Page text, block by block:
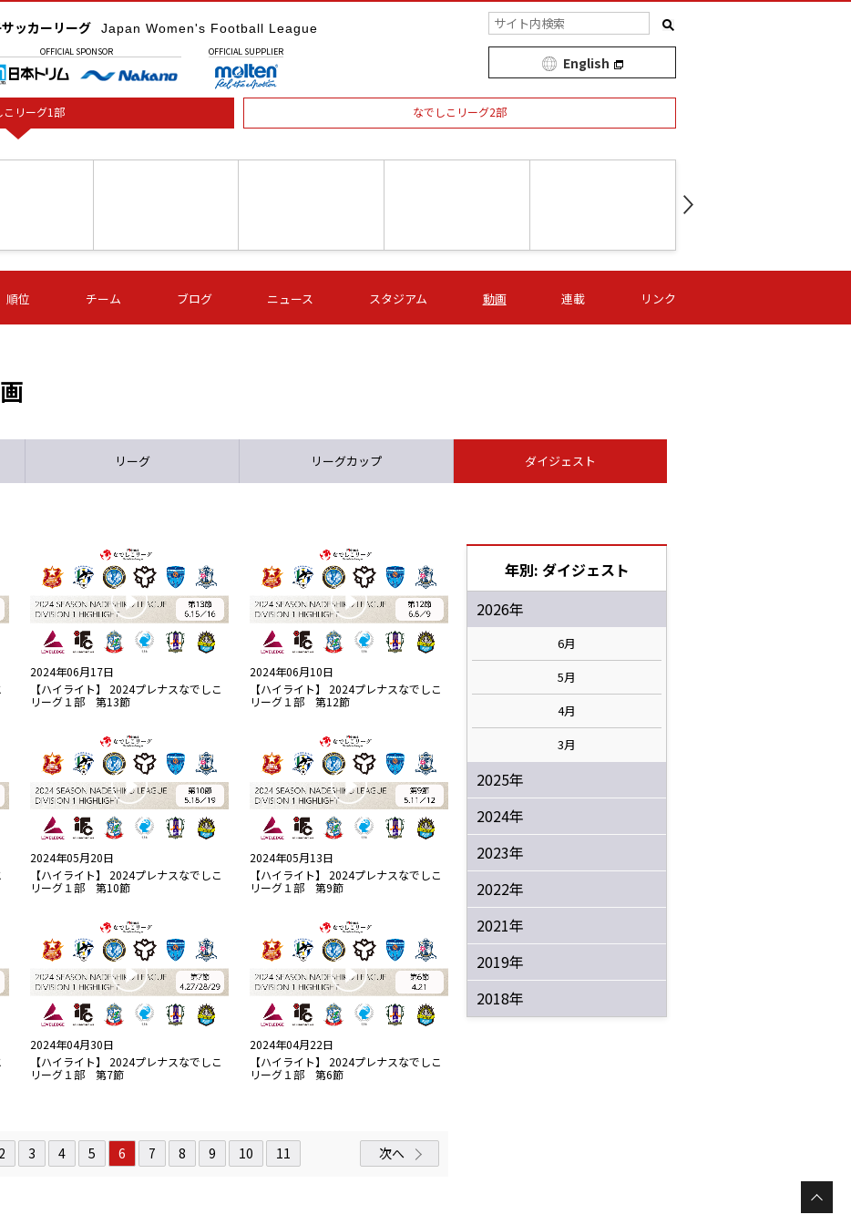
ッカーリーグ Japan Women's Football League
OFFICIAL SPONSOR OFFICIAL SUPPLIER
English
こリーグ1部 なでしこリーグ2部
09/05 (土) 15:00
石人の星
-
第16節 09/05 (土) 16:00
ＡＧＦ
-
いちご
-
第16節 09/06 (日) 15:00
-
第16節 09/06 (日) 15:00
- -
順位 チーム ブログ ニュース スタジアム 動画 連載 リンク
リーグ リーグカップ ダイジェスト
2024年06月17日
【ハイライト】 2024プレナスなでしこ
リーグ１部 第13節
2024年06月10日
【ハイライト】 2024プレナスなでしこ
リーグ１部 第12節
2024年05月20日
【ハイライト】 2024プレナスなでしこ
リーグ１部 第10節
2024年05月13日
【ハイライト】 2024プレナスなでしこ
リーグ１部 第9節
2024年04月30日
【ハイライト】 2024プレナスなでしこ
リーグ１部 第7節
2024年04月22日
【ハイライト】 2024プレナスなでしこ
リーグ１部 第6節
2 3 4 5 6 7 8 9 10 11 次へ
年別: ダイジェスト
2026年
6月
5月
4月
3月
2025年
2024年
2023年
2022年
2021年
2019年
2018年